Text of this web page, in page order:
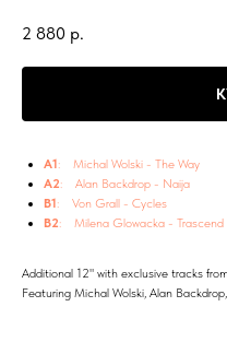
2 880 р.
A1: Michal Wolski - The Way
A2: Alan Backdrop - Naija
B1: Von Grall - Cycles
B2: Milena Glowacka - Trascend
Additional 12" with exclusive tracks
Featuring Michal Wolski, Alan